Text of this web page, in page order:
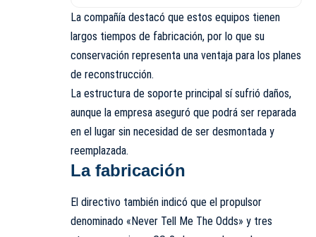
La compañía destacó que estos equipos tienen
largos tiempos de fabricación, por lo que su
conservación representa una ventaja para los planes
de reconstrucción.
La estructura de soporte principal sí sufrió daños,
aunque la empresa aseguró que podrá ser reparada
en el lugar sin necesidad de ser desmontada y
reemplazada.
La fabricación
El directivo también indicó que el propulsor
denominado «Never Tell Me The Odds» y tres